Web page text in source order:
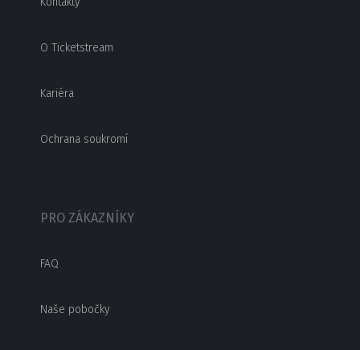
O Ticketstream
Kariéra
Ochrana soukromí
PRO ZÁKAZNÍKY
FAQ
Naše pobočky